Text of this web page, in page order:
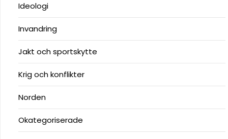
Ideologi
Invandring
Jakt och sportskytte
Krig och konflikter
Norden
Okategoriserade